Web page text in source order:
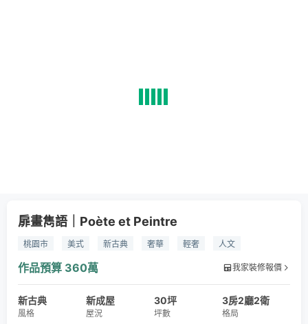
扉畫雋語｜Poète et Peintre
桃園市 美式 新古典 奢華 輕奢
人文
奶茶色
茶色
緋紅色
系統櫃
明鏡 拱門 書桌 沙發
辦公桌
餐桌
更衣室 翡冷翠
作品預算 360萬 我家裝修報價
新古典
風格
新成屋
屋況
30坪
坪數
3房2廳2衛
格局